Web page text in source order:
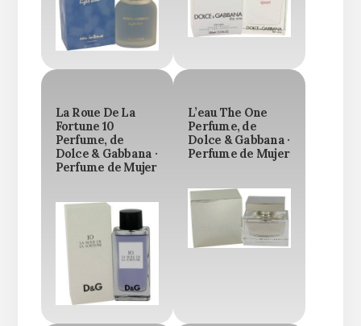
La Roue De La
Fortune 10
Perfume, de
Dolce & Gabbana ·
Perfume de Mujer
L’eau The One
Perfume, de
Dolce & Gabbana ·
Perfume de Mujer